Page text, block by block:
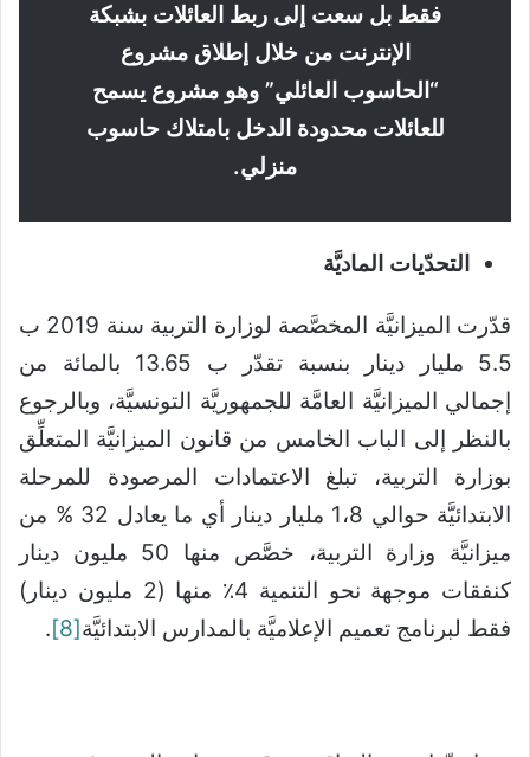
فقط بل سعت إلى ربط العائلات بشبكة
الإنترنت من خلال إطلاق مشروع
“الحاسوب العائلي” وهو مشروع يسمح
للعائلات محدودة الدخل بامتلاك حاسوب
منزلي.
التحدّيات الماديَّة
قدّرت الميزانيَّة المخصَّصة لوزارة التربية سنة 2019 ب
5.5 مليار دينار بنسبة تقدّر ب 13.65 بالمائة من
إجمالي الميزانيَّة العامَّة للجمهوريَّة التونسيَّة، وبالرجوع
بالنظر إلى الباب الخامس من قانون الميزانيَّة المتعلِّق
بوزارة التربية، تبلغ الاعتمادات المرصودة للمرحلة
الابتدائيَّة حوالي 1،8 مليار دينار أي ما يعادل 32 % من
ميزانيَّة وزارة التربية، خصَّص منها 50 مليون دينار
كنفقات موجهة نحو التنمية 4٪ منها (2 مليون دينار)
فقط لبرنامج تعميم الإعلاميَّة بالمدارس الابتدائيَّة[8]
.